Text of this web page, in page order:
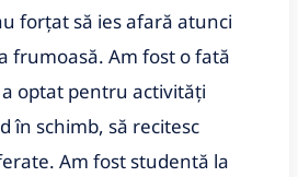
forțat să ies afară atunci
frumoasă. Am fost o fată
optat pentru activități
în schimb, să recitesc
Am fost studentă la